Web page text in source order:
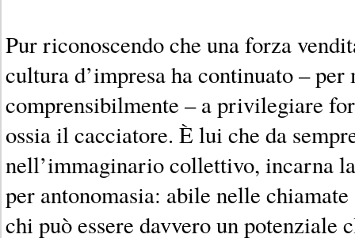
Pur riconoscendo che una forza
cultura d’impresa ha continuato –
comprensibilmente – a privilegiare
ossia il cacciatore. È lui che da
nell’immaginario collettivo, incarna
per antonomasia: abile nelle
chi può essere davvero un potenziale